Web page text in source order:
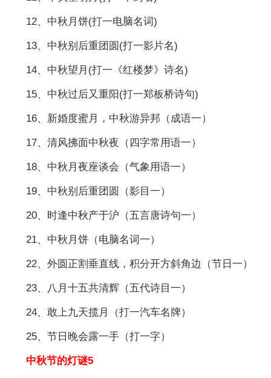
12、中秋月饼(打一电脑名词)
13、中秋别后重团圆(打一影片名)
14、中秋望月(打一《红楼梦》诗名)
15、中秋过后又重阳(打一郑板桥诗句)
16、新婚度蜜月，中秋游异邦（成语一）
17、清风拂面中秋夜（四字常用语一）
18、中秋月夜座谈会（气象用语一）
19、中秋别后重团圆（影目一）
20、时逢中秋产于沪（五言唐诗句一）
21、中秋月饼（电脑名词一）
22、外圆正割垂直线，积分开方斜角边（节日一）
23、八月十五共清辉（五代诗目一）
24、敢上九天揽月（打一汽车名牌）
25、节日晚会露一手（打一字）
中秋节的灯谜5